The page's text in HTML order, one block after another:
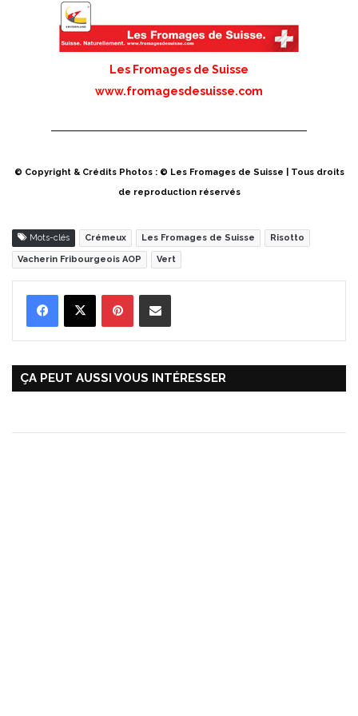
Les Fromages de Suisse
www.fromagesdesuisse.com
© Copyright & Crédits Photos : © Les Fromages de Suisse | Tous droits
de reproduction réservés
Mots-clés Crémeux Les Fromages de Suisse Risotto
Vacherin Fribourgeois AOP Vert
ÇA PEUT AUSSI VOUS INTÉRESSER